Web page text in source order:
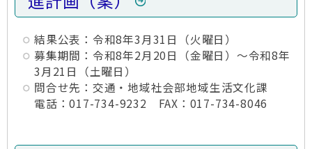
結果公表：令和8年3月31日（火曜日）
募集期間：令和8年2月20日（金曜日）～令和8年
3月21日（土曜日）
問合せ先：交通・地域社会部地域生活文化課
電話：017-734-9232 FAX：017-734-8046